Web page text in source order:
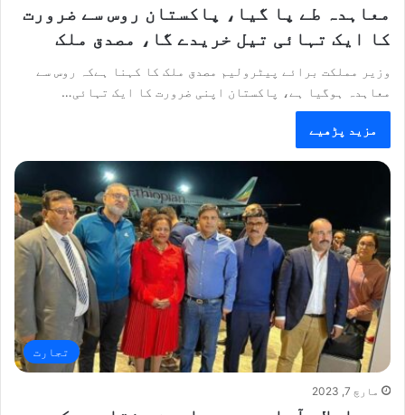
معاہدہ طے پا گیا، پاکستان روس سے ضرورت
کا ایک تہائی تیل خریدے گا، مصدق ملک
وزیر مملکت برائے پیٹرولیم مصدق ملک کا کہنا ہےکہ روس سے
معاہدہ ہوگیا ہے، پاکستان اپنی ضرورت کا ایک تہائی…
مزید پڑھیے
تجارت
مارچ 7, 2023